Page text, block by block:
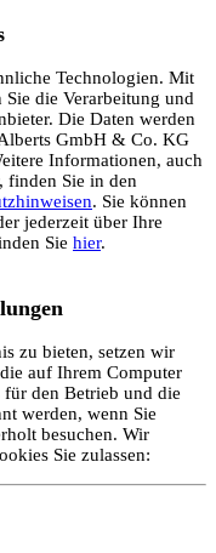
Technologien. Mit
die Verarbeitung und
Die Daten werden
GmbH & Co. KG
Informationen, auch
finden Sie in den
. Sie können
jederzeit über Ihre
Sie hier.
zu bieten, setzen wir
auf Ihrem Computer
für den Betrieb und die
werden, wenn Sie
besuchen. Wir
Sie zulassen: